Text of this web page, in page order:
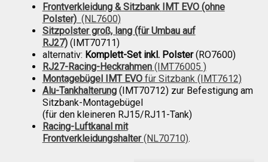
Frontverkleidung & Sitzbank IMT EVO (ohne
Polster)(NL7600)
Sitzpolster groß, lang (für Umbau auf
RJ27)(IMT70711)
alternativ: Komplett-Set inkl. Polster(RO7600)
RJ27-Racing-Heckrahmen (IMT76005 )
Montagebügel IMT EVOfür Sitzbank (IMT7612)
Alu-Tankhalterung (IMT70712) zur Befestigung am
Sitzbank-Montagebügel
(für den kleineren RJ15/RJ11-Tank)
Racing-Luftkanal mit
Frontverkleidungshalter(NL70710).